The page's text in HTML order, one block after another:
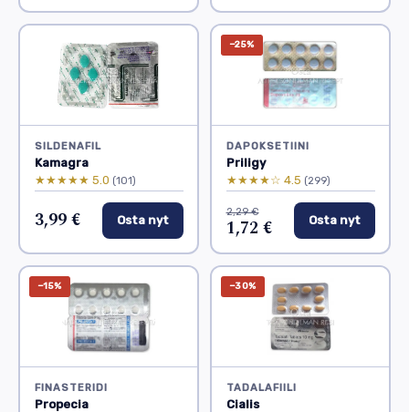
SILDENAFIL
Kamagra
★★★★★ 5.0 (101)
3,99 € Osta nyt
−25%
DAPOKSETIINI
Priligy
★★★★☆ 4.5 (299)
2,29 €
1,72 € Osta nyt
−15%
FINASTERIDI
Propecia
−30%
TADALAFIILI
Cialis